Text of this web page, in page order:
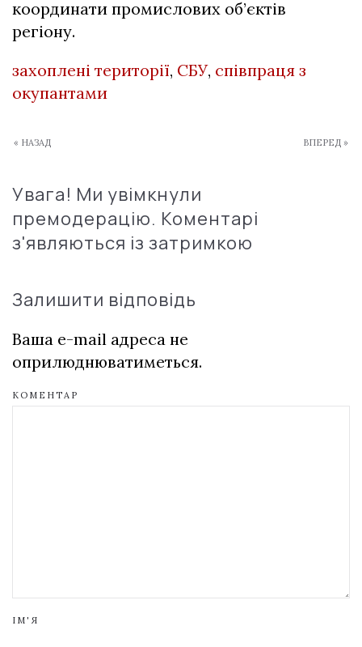
координати промислових об’єктів
регіону.
захоплені території, СБУ, співпраця з
окупантами
« НАЗАД ВПЕРЕД »
Увага! Ми увімкнули
премодерацію. Коментарі
з'являються із затримкою
Залишити відповідь
Ваша e-mail адреса не
оприлюднюватиметься.
КОМЕНТАР
ІМ'Я